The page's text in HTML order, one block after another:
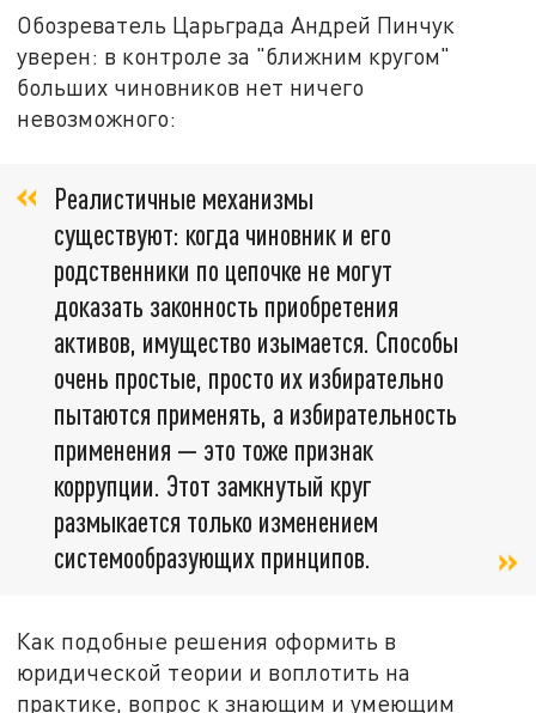
Обозреватель Царьграда Андрей Пинчук
уверен: в контроле за "ближним кругом"
больших чиновников нет ничего
невозможного:
Реалистичные механизмы
существуют: когда чиновник и его
родственники по цепочке не могут
доказать законность приобретения
активов, имущество изымается. Способы
очень простые, просто их избирательно
пытаются применять, а избирательность
применения — это тоже признак
коррупции. Этот замкнутый круг
размыкается только изменением
системообразующих принципов.
Как подобные решения оформить в
юридической теории и воплотить на
практике, вопрос к знающим и умеющим